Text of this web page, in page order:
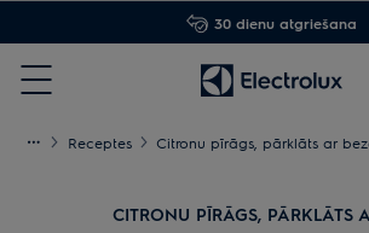
30 dienu atgriešana
Menu
Receptes Citronu pīrāgs, pārklāts ar
CITRONU PĪRĀGS, PĀRKLĀTS